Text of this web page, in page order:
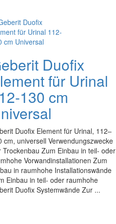
Duofix
für Urinal
130 cm
Duofix Element für Urinal, 112–
cm, universell Verwendungszwecke
Trockenbau Zum Einbau in teil- oder
Vorwandinstallationen Zum
in raumhohe Installationswände
Einbau in teil- oder raumhohe
Duofix Systemwände Zur ...